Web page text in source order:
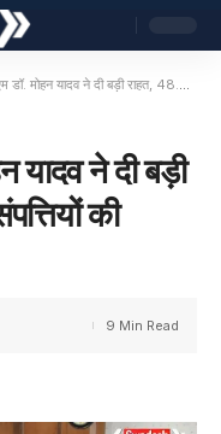
ने दी बड़ी राहत, 48.32 लाख निजी संपत्तियों की रजिस्ट्री कराएगी सरकार
ने दी बड़ी
की
9 Min Read